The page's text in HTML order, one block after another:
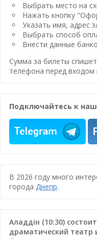
Выбрать место на
Нажать кнопку
Указать имя, адрес
Выбрать способ
Внести данные
Сумма за билеты
телефона перед входом
Подключайтесь к
В 2026 году много
города Днепр.
Аладдін (10:30)
драматический театр